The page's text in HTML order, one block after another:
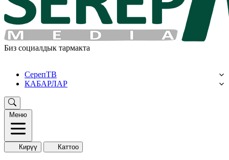
Биз социалдык тармакта
СерепТВ
КАБАРЛАР
Меню
Кирүү Каттоо